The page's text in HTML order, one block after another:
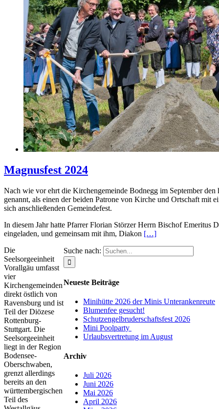
Magnusfest 2024
Nach wie vor ehrt die Kirchengemeinde Bodnegg im September
genannt, als einen der beiden Patrone von Kirche und Ortschaft mit
sich anschließenden Gemeindefest.
In diesem Jahr hatte Pfarrer Florian Störzer Herrn Bischof Emeritus
eingeladen, und gemeinsam mit ihm, Diakon […]
Suche nach:
Neueste Beiträge
Minihütte 2026 der Minis Unterankenreute
Blumenfee gesucht!
Schutzengelbruderschaftsfest 2026
Mini Poolparty
Urlaubsvertretung im August
Archiv
Juli 2026
Juni 2026
Mai 2026
April 2026
Die
Seelsorgeeinheit
Vorallgäu umfasst
vier
Kirchengemeinden
direkt östlich von
Ravensburg und ist
Teil der Diözese
Rottenburg-
Stuttgart. Die
Seelsorgeeinheit
liegt in der Region
Bodensee-
Oberschwaben,
grenzt allerdings
bereits an den
württembergischen
Teil des